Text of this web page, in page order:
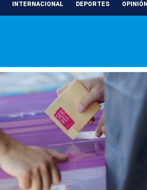
INTERNACIONAL DEPORTES OPINIÓN